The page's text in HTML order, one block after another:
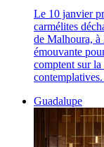
Le 10 janvier
carmélites
de Malhoura, à
émouvante
comptent sur
contemplatives.
Guadalupe